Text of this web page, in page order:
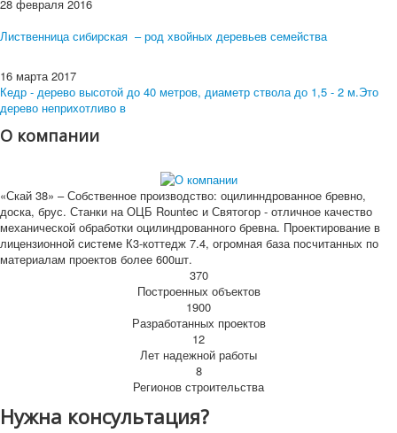
28 февраля 2016
Лиственница сибирская – род хвойных деревьев семейства
16 марта 2017
Кедр - дерево высотой до 40 метров, диаметр ствола до 1,5 - 2 м.Это
дерево неприхотливо в
О компании
«Скай 38» – Собственное производство: оцилинндрованное бревно,
доска, брус. Станки на ОЦБ Rountec и Святогор - отличное качество
механической обработки оцилиндрованного бревна. Проектирование в
лицензионной системе К3-коттедж 7.4, огромная база посчитанных по
материалам проектов более 600шт.
370
Построенных объектов
1900
Разработанных проектов
12
Лет надежной работы
8
Регионов строительства
Нужна консультация?